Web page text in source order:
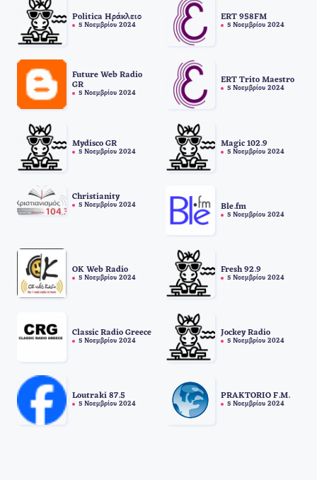
Politica Ηράκλειο
5 Νοεμβρίου 2024
ERT 958FM
5 Νοεμβρίου 2024
Future Web Radio
GR
5 Νοεμβρίου 2024
ERT Trito Maestro
5 Νοεμβρίου 2024
Mydisco GR
5 Νοεμβρίου 2024
Magic 102.9
5 Νοεμβρίου 2024
Christianity
5 Νοεμβρίου 2024 Ble.fm
5 Νοεμβρίου 2024
OK Web Radio
5 Νοεμβρίου 2024
Fresh 92.9
5 Νοεμβρίου 2024
Classic Radio Greece
5 Νοεμβρίου 2024
Jockey Radio
5 Νοεμβρίου 2024
Loutraki 87.5
5 Νοεμβρίου 2024
PRAKTORIO F.M.
5 Νοεμβρίου 2024